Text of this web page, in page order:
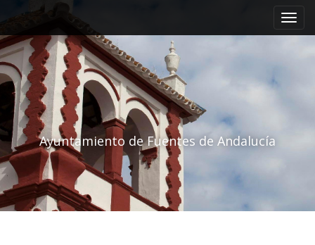
Menú principal
Saltar al contenido
Ayuntamiento de Fuentes de Andalucía